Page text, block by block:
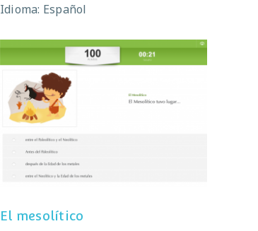
Idioma: Español
El mesolítico